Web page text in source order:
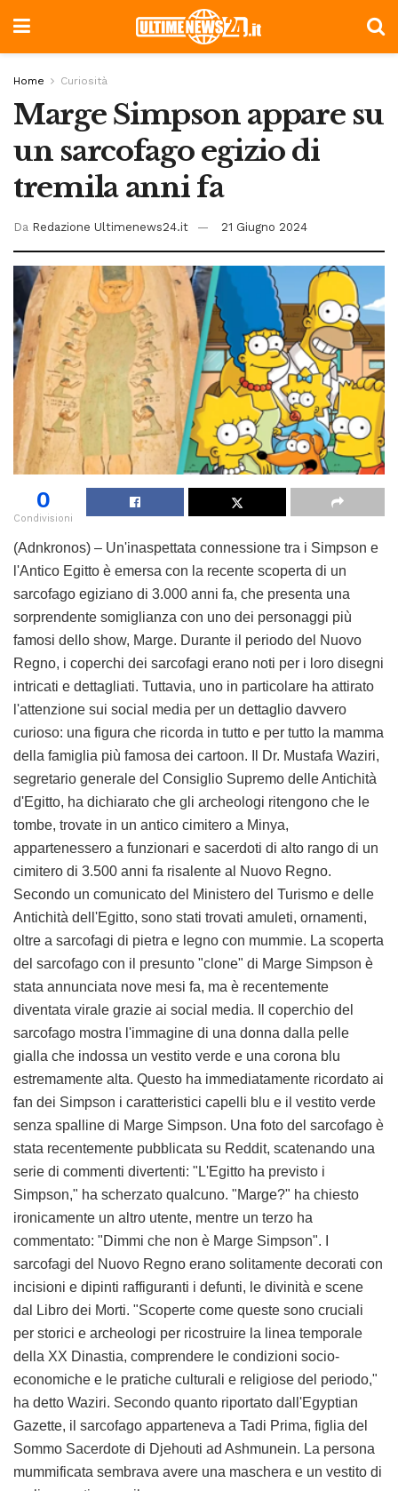
Home Curiosità
Marge Simpson appare su
un sarcofago egizio di
tremila anni fa
Da Redazione Ultimenews24.it 21 Giugno 2024
0
Condivisioni
(Adnkronos) – Un'inaspettata connessione tra i Simpson e
l'Antico Egitto è emersa con la recente scoperta di un
sarcofago egiziano di 3.000 anni fa, che presenta una
sorprendente somiglianza con uno dei personaggi più
famosi dello show, Marge. Durante il periodo del Nuovo
Regno, i coperchi dei sarcofagi erano noti per i loro disegni
intricati e dettagliati. Tuttavia, uno in particolare ha attirato
l'attenzione sui social media per un dettaglio davvero
curioso: una figura che ricorda in tutto e per tutto la mamma
della famiglia più famosa dei cartoon. Il Dr. Mustafa Waziri,
segretario generale del Consiglio Supremo delle Antichità
d'Egitto, ha dichiarato che gli archeologi ritengono che le
tombe, trovate in un antico cimitero a Minya,
appartenessero a funzionari e sacerdoti di alto rango di un
cimitero di 3.500 anni fa risalente al Nuovo Regno.
Secondo un comunicato del Ministero del Turismo e delle
Antichità dell'Egitto, sono stati trovati amuleti, ornamenti,
oltre a sarcofagi di pietra e legno con mummie. La scoperta
del sarcofago con il presunto "clone" di Marge Simpson è
stata annunciata nove mesi fa, ma è recentemente
diventata virale grazie ai social media. Il coperchio del
sarcofago mostra l'immagine di una donna dalla pelle
gialla che indossa un vestito verde e una corona blu
estremamente alta. Questo ha immediatamente ricordato ai
fan dei Simpson i caratteristici capelli blu e il vestito verde
senza spalline di Marge Simpson. Una foto del sarcofago è
stata recentemente pubblicata su Reddit, scatenando una
serie di commenti divertenti: "L'Egitto ha previsto i
Simpson," ha scherzato qualcuno. "Marge?" ha chiesto
ironicamente un altro utente, mentre un terzo ha
commentato: "Dimmi che non è Marge Simpson". I
sarcofagi del Nuovo Regno erano solitamente decorati con
incisioni e dipinti raffiguranti i defunti, le divinità e scene
dal Libro dei Morti. "Scoperte come queste sono cruciali
per storici e archeologi per ricostruire la linea temporale
della XX Dinastia, comprendere le condizioni socio-
economiche e le pratiche culturali e religiose del periodo,"
ha detto Waziri. Secondo quanto riportato dall'Egyptian
Gazette, il sarcofago apparteneva a Tadi Prima, figlia del
Sommo Sacerdote di Djehouti ad Ashmunein. La persona
mummificata sembrava avere una maschera e un vestito di